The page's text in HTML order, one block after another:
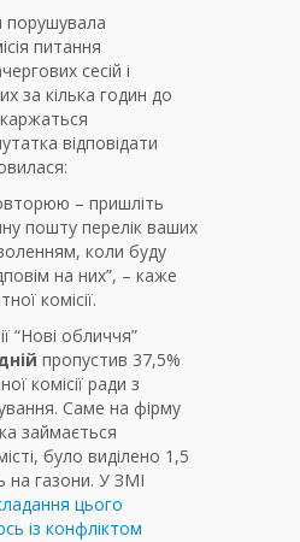
порушувала
питання
сесій і
за кілька годин до
відповідати
– пришліть
пошту перелік ваших
коли буду
на них”, – каже
комісії.
“Нові обличчя”
пропустив 37,5%
комісії ради з
Саме на фірму
займається
було виділено 1,5
на газони. У ЗМІ
цього
із конфліктом